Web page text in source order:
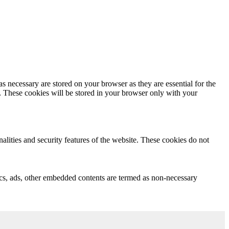
are stored on your browser as they are essential for the
These cookies will be stored in your browser only with your
and security features of the website. These cookies do not
other embedded contents are termed as non-necessary